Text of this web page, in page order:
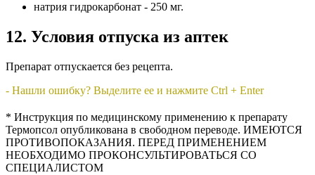
натрия гидрокарбонат - 250 мг.
12. Условия отпуска из аптек
Препарат отпускается без рецепта.
- Нашли ошибку? Выделите ее и нажмите Ctrl + Enter
* Инструкция по медицинскому применению к препарату
Термопсол опубликована в свободном переводе. ИМЕЮТСЯ
ПРОТИВОПОКАЗАНИЯ. ПЕРЕД ПРИМЕНЕНИЕМ
НЕОБХОДИМО ПРОКОНСУЛЬТИРОВАТЬСЯ СО
СПЕЦИАЛИСТОМ